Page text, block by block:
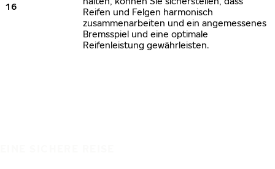
16
Reifen und Felgen harmonisch
zusammenarbeiten und ein angemessenes
Bremsspiel und eine optimale
Reifenleistung gewährleisten.